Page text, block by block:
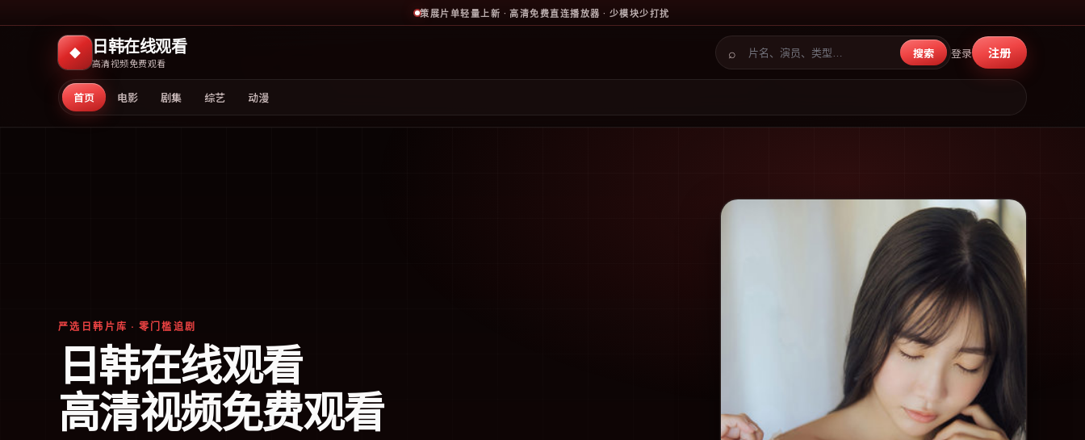
策展片单轻量上新 · 高清免费直连播放器 · 少模块少打扰
◆ 日韩在线观看
高清视频免费观看
首页 电影 剧集 综艺 动漫
⌕ 搜索 登录 注册
严选日韩片库 · 零门槛追剧
日韩在线观看
高清视频免费观看